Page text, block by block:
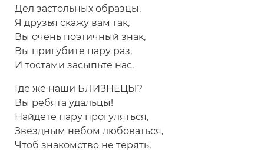
Дел застольных образцы.
Я друзья скажу вам так,
Вы очень поэтичный знак,
Вы пригубите пару раз,
И тостами засыпьте нас.
Где же наши БЛИЗНЕЦЫ?
Вы ребята удальцы!
Найдете пару прогуляться,
Звездным небом любоваться,
Чтоб знакомство не терять,